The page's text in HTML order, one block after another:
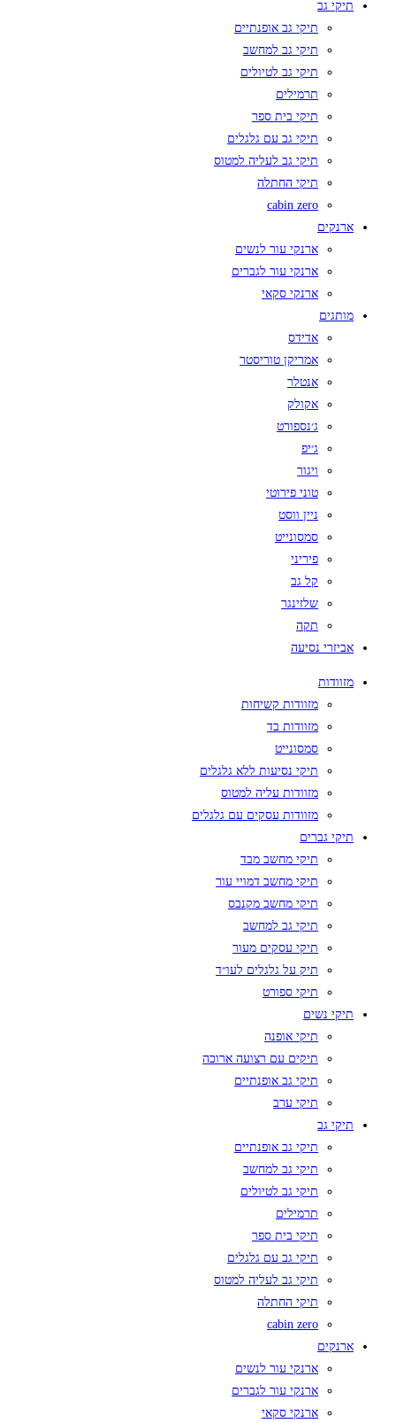
תיקי גב
תיקי גב אופנתיים
תיקי גב למחשב
תיקי גב לטיולים
תרמילים
תיקי בית ספר
תיקי גב עם גלגלים
תיקי גב לעליה למטוס
תיקי החתלה
cabin zero
ארנקים
ארנקי עור לנשים
ארנקי עור לגברים
ארנקי סקאי
מותגים
אדידס
אמריקן טוריסטר
אנטלר
אקולק
ג׳נספורט
ג׳יפ
ויגור
טוני פירוטי
ניין ווסט
סמסונייט
פיריני
קל גב
שלזינגר
תקה
אביזרי נסיעה
מזוודות
מזוודות קשיחות
מזוודות בד
סמסונייט
תיקי נסיעות ללא גלגלים
מזוודות עליה למטוס
מזוודות עסקים עם גלגלים
תיקי גברים
תיקי מחשב מבד
תיקי מחשב דמויי עור
תיקי מחשב מקנבס
תיקי גב למחשב
תיקי עסקים מעור
תיק על גלגלים לעו״ד
תיקי ספורט
תיקי נשים
תיקי אופנה
תיקים עם רצועה ארוכה
תיקי גב אופנתיים
תיקי ערב
תיקי גב
תיקי גב אופנתיים
תיקי גב למחשב
תיקי גב לטיולים
תרמילים
תיקי בית ספר
תיקי גב עם גלגלים
תיקי גב לעליה למטוס
תיקי החתלה
cabin zero
ארנקים
ארנקי עור לנשים
ארנקי עור לגברים
ארנקי סקאי